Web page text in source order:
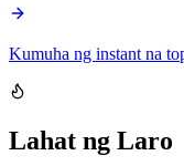
Kumuha ng instant na
Lahat ng Laro